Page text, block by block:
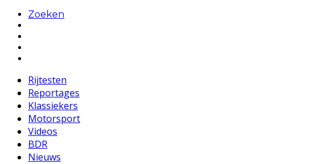
Zoeken
Rijtesten
Reportages
Klassiekers
Motorsport
Videos
BDR
Nieuws